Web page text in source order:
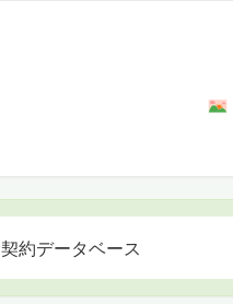
契約データベース